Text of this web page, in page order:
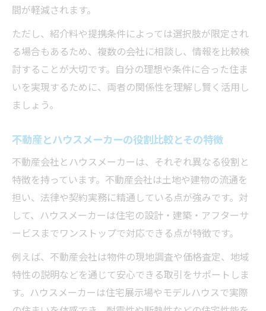
に把握
不動産会社の選び方と家づくりへの影響
ハウスメーカーと不動産会社の連携が生む
メリット
不動産会社のサポートを最大限活用するコ
響
間が軽減されます。
ただし、紹介料や提携条件によっては選択肢が限定され
る場合もあるため、複数の会社に相談し、情報を比較検
討することが大切です。自分の理想や条件に合った住ま
いを実現するために、両者の関係性を理解し賢く活用し
ましょう。
不動産とハウスメーカーの役割比較とその特徴
不動産会社とハウスメーカーは、それぞれ異なる役割と
特徴を持っています。不動産会社は土地や建物の流通を
担い、法律や契約実務に精通している点が強みです。対
して、ハウスメーカーは住宅の設計・建築・アフターサ
ービスまでワンストップで対応できる点が特徴です。
例えば、不動産会社は物件の現地調査や価格査定、地域
特性の説明などを通じて安心できる取引をサポートしま
す。ハウスメーカーは住宅展示場やモデルハウスで実際